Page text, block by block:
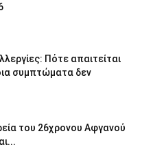
Πότε απαιτείται
συμπτώματα δεν
του 26χρονου Αφγανού